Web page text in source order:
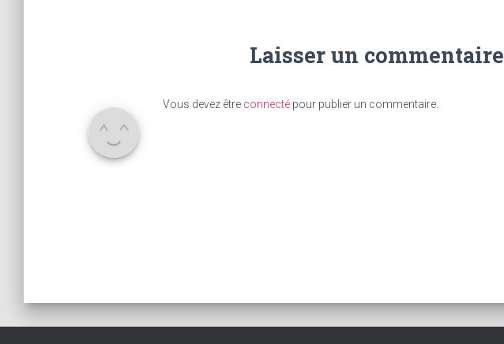
Laisser un commentaire
Vous devez être connecté pour publier un commentaire.